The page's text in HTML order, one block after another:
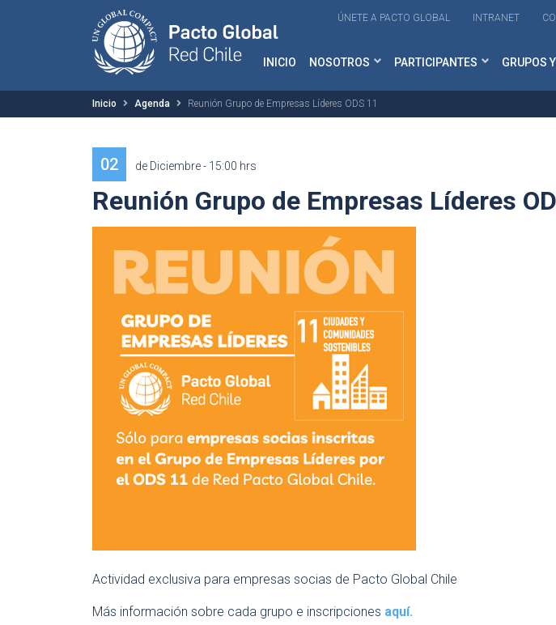
ÚNETE A PACTO GLOBAL INTRANET
INICIO NOSOTROS PARTICIPANTES GRUPOS
Inicio Agenda Reunión Grupo de Empresas Líderes ODS 11
02 de Diciembre - 15:00 hrs
Reunión Grupo de Empresas Líderes
Actividad exclusiva para empresas socias de Pacto Global Chile
Más información sobre cada grupo e inscripciones aquí.